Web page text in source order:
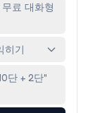
료 대화형
히기
단 + 2단"